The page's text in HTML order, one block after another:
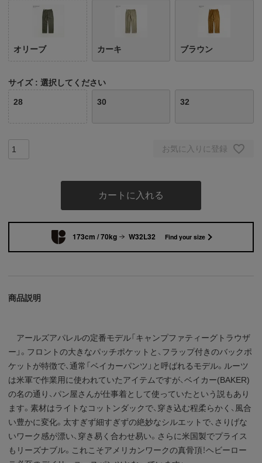
オリーブ カーキ ブラウン
サイズ 選択してください
28 30 32
お気に入りに登録
カートに入れる
173cm / 70kg W32L32 Find your size
商品説明
アールズアパレルの定番モデル「キャンプファティーグトラウザ
ー」。フロントの大きなパッチポケットと、フラップ付きのバックポ
ケットが特徴で、通常「ベイカーパンツ」と呼ばれるモデル。ルーツ
は米軍で作業用に使われていたアイテムですが、ベイカー(BAKER)
の名の通り、パン屋さんが仕事着として使っていたという説もあり
ます。素材はライトなコットンダックで、穿き込む程柔らかく、風合
い豊かに変化。太すぎず細すぎずの絶妙なシルエットで、さりげな
いワーク感が漂い、穿き易く合わせ易い。さらに米国製でプライス
もリーズナブル。これこそアメリカンワークの真骨頂！ヘビーロー